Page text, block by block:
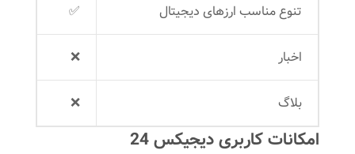
تنوع مناسب ارزهای دیجیتال ✅
اخبار ❌
بلاگ ❌
امکانات کاربری دیجیکس 24